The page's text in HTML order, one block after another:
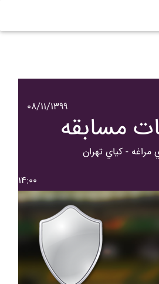
۰۸/۱۱/۱۳۹۹
مسابقه
مراغه - کياي تهران
۱۴:۰۰